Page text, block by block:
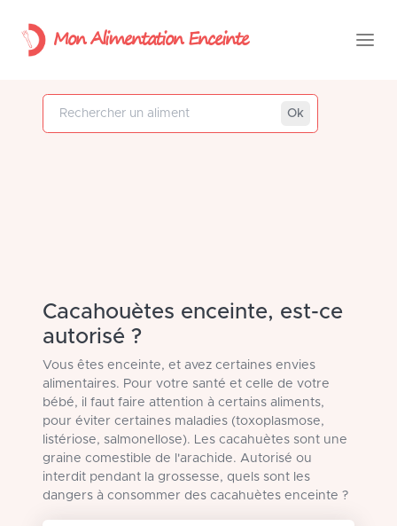
Mon Alimentation Enceinte
Rechercher un aliment
Ok
Cacahouètes enceinte, est-ce
autorisé ?
Vous êtes enceinte, et avez certaines envies
alimentaires. Pour votre santé et celle de votre
bébé, il faut faire attention à certains aliments,
pour éviter certaines maladies (toxoplasmose,
listériose, salmonellose). Les cacahuètes sont une
graine comestible de l'arachide. Autorisé ou
interdit pendant la grossesse, quels sont les
dangers à consommer des cacahuètes enceinte ?